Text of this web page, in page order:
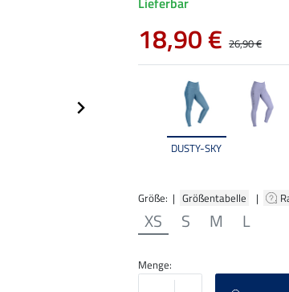
DUSTY-SKY
Größe: | Größentabelle |
XS S M L
18,90 € 26,90 €
Menge: